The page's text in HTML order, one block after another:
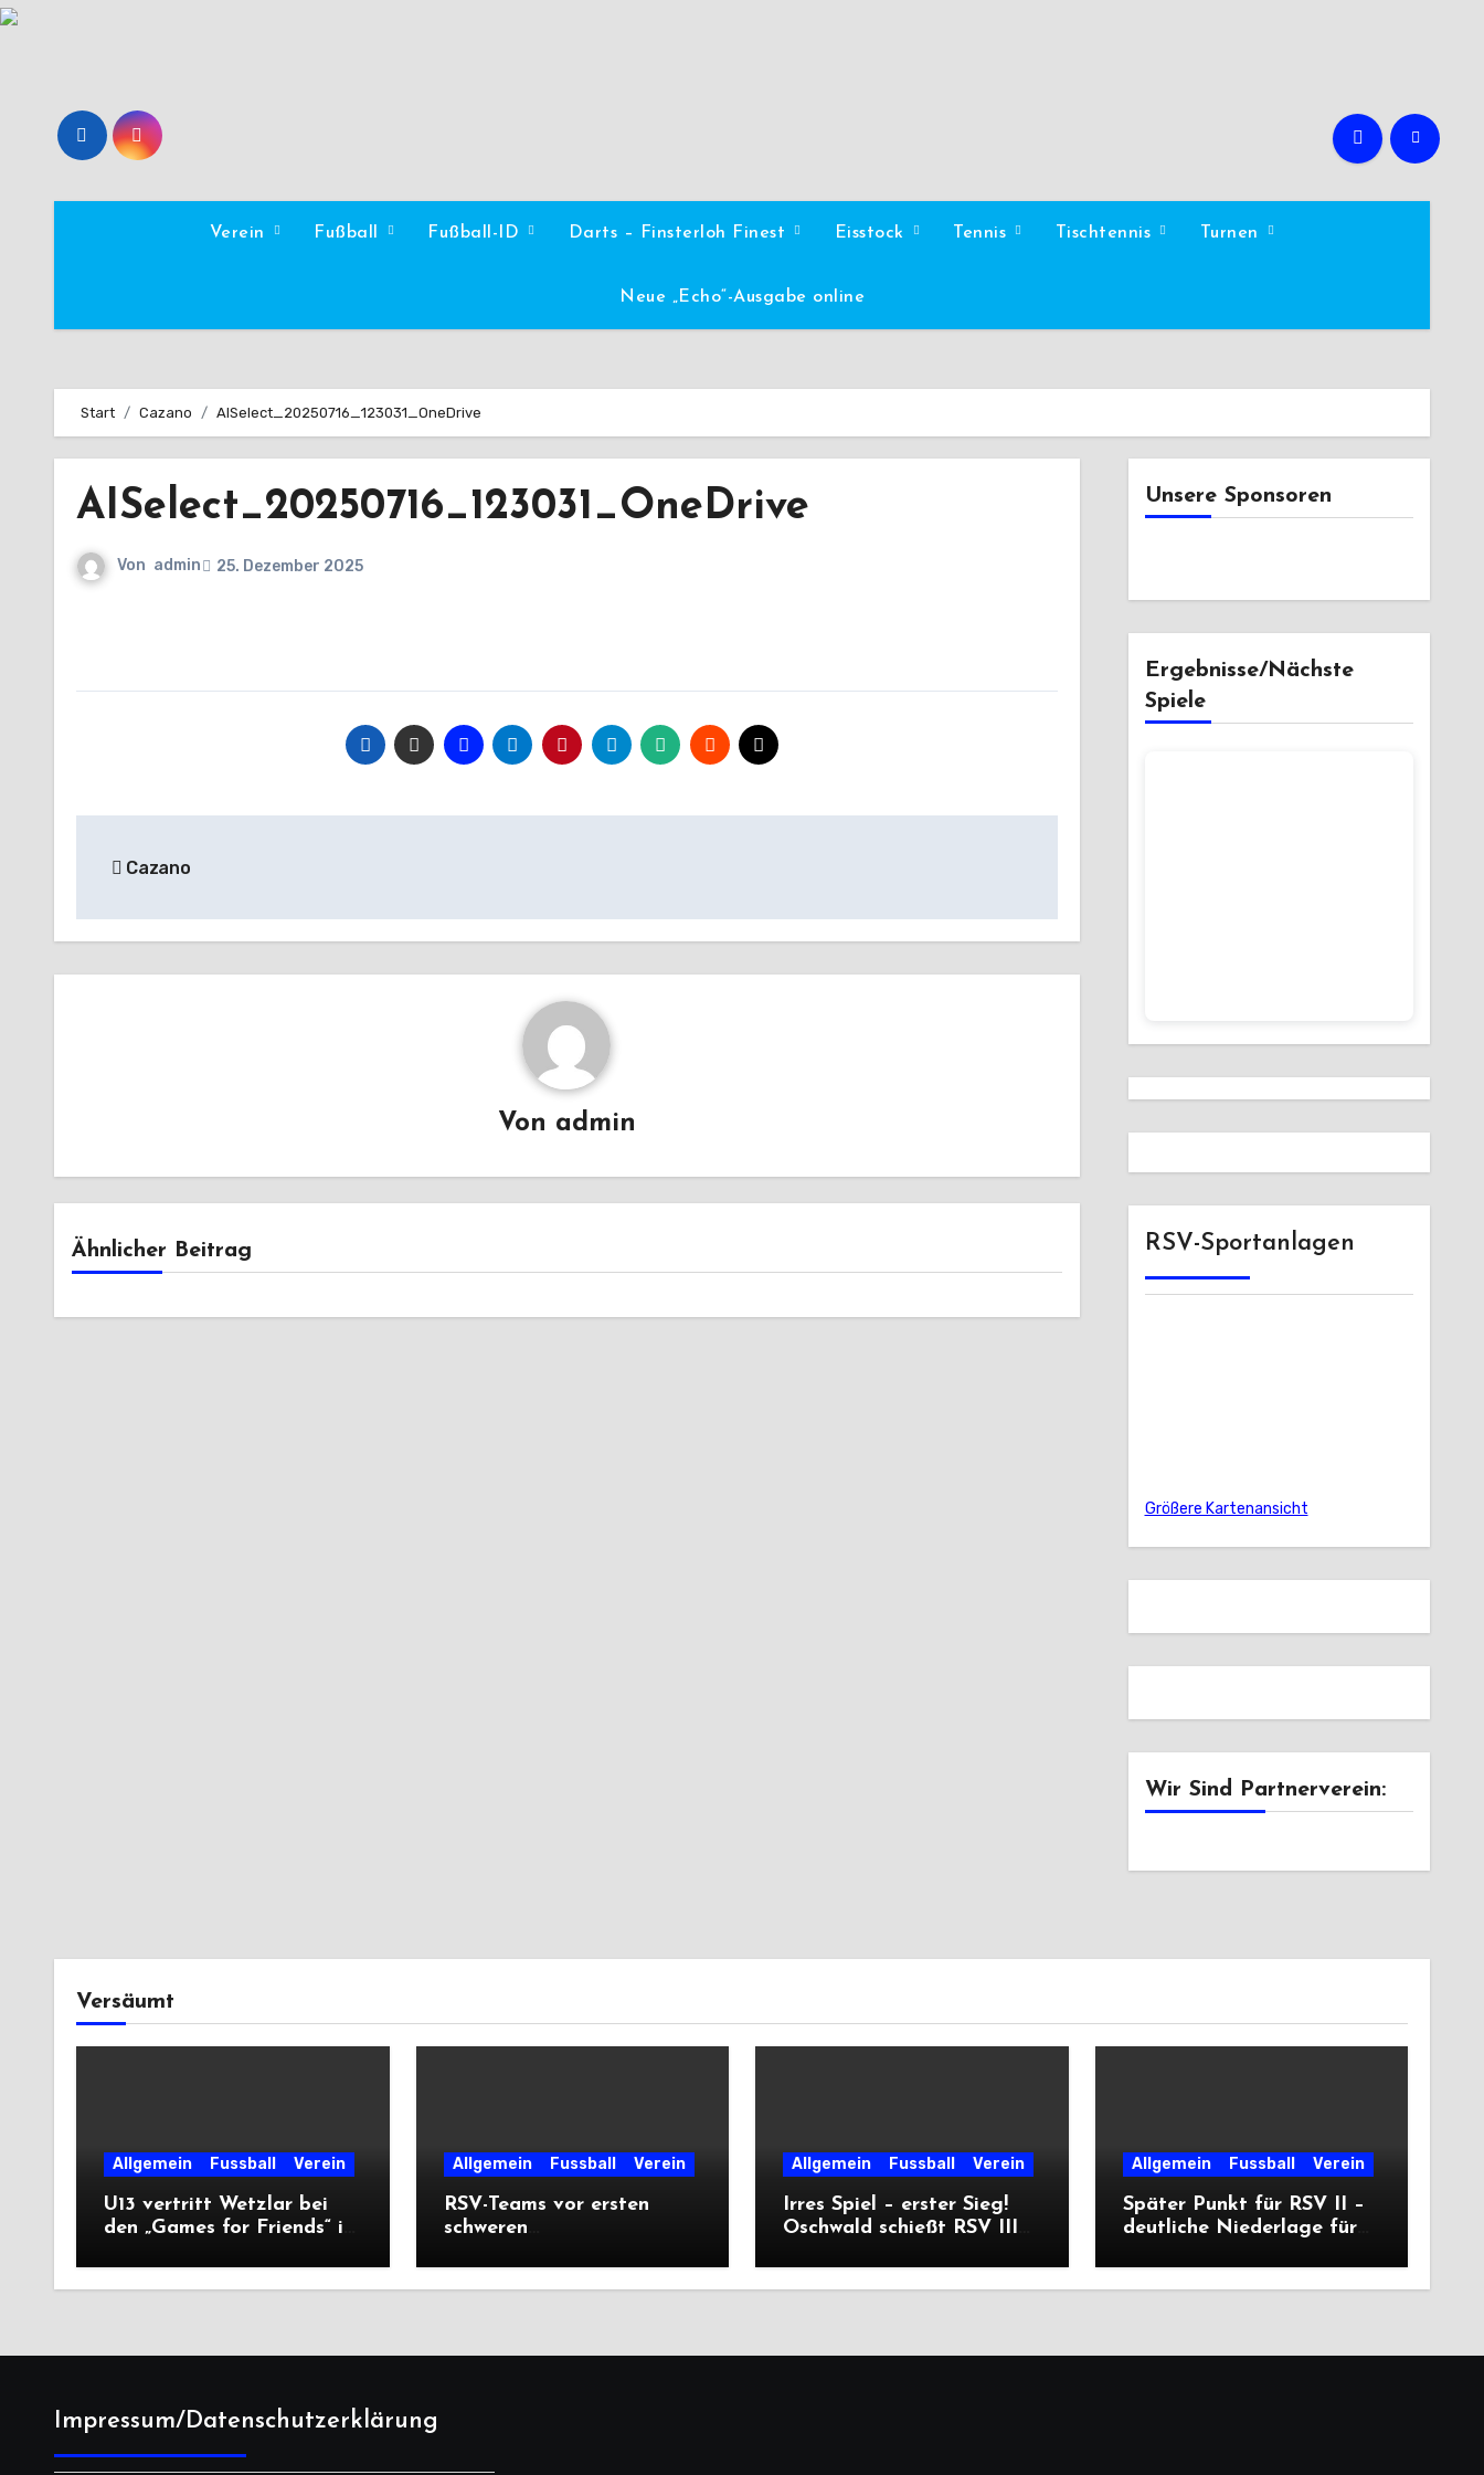
Zum
Verein Fußball Fußball-ID Darts – Finsterloh Finest Eisstock Tennis Tischtennis Turnen
Neue „Echo“-Ausgabe online
Start Cazano AISelect_20250716_123031_OneDrive
AISelect_20250716_123031_OneDrive
Von admin 25. Dezember 2025
Cazano
Von admin
Ähnlicher Beitrag
Unsere Sponsoren
Ergebnisse/Nächste
Spiele
RSV-Sportanlagen
Größere Kartenansicht
Wir Sind Partnerverein:
Versäumt
Allgemein Fussball Verein
U13 vertritt Wetzlar bei
den „Games for Friends“ in
Allgemein Fussball Verein
RSV-Teams vor ersten
schweren
Saison
Allgemein Fussball Verein
Irres Spiel – erster Sieg!
Oschwald schießt RSV III
Premiere
Allgemein Fussball Verein
Später Punkt für RSV II –
deutliche Niederlage für
Impressum/Datenschutzerklärung